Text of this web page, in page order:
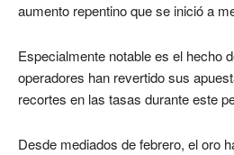
aumento repentino que se inició a
Especialmente notable es el hecho
operadores han revertido sus
recortes en las tasas durante este
Desde mediados de febrero, el oro